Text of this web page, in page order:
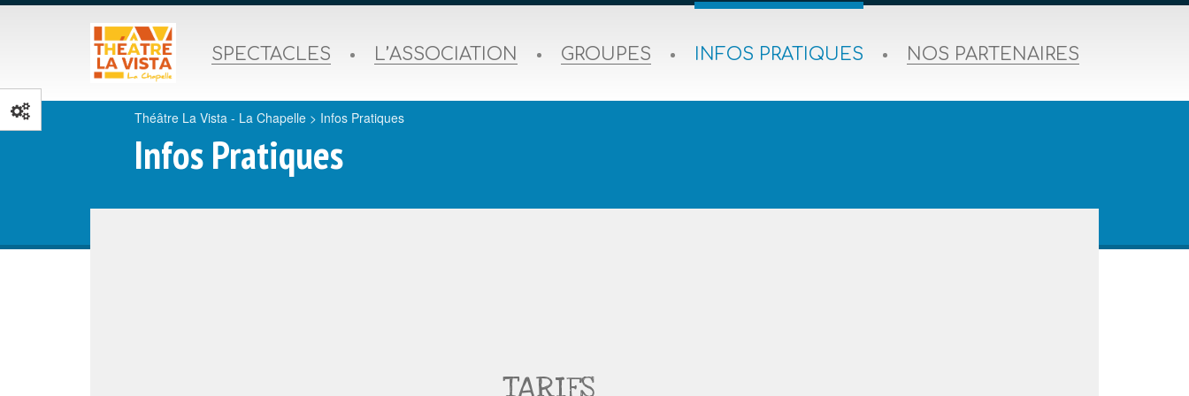
SPECTACLES L’ASSOCIATION GROUPES INFOS PRATIQUES NOS PARTENAIRES
Théâtre La Vista - La Chapelle > Infos Pratiques
Infos Pratiques